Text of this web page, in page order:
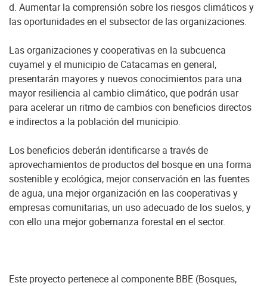
d. Aumentar la comprensión sobre los riesgos climáticos y
las oportunidades en el subsector de las organizaciones.
Las organizaciones y cooperativas en la subcuenca
cuyamel y el municipio de Catacamas en general,
presentarán mayores y nuevos conocimientos para una
mayor resiliencia al cambio climático, que podrán usar
para acelerar un ritmo de cambios con beneficios directos
e indirectos a la población del municipio.
Los beneficios deberán identificarse a través de
aprovechamientos de productos del bosque en una forma
sostenible y ecológica, mejor conservación en las fuentes
de agua, una mejor organización en las cooperativas y
empresas comunitarias, un uso adecuado de los suelos, y
con ello una mejor gobernanza forestal en el sector.
Este proyecto pertenece al componente BBE (Bosques,